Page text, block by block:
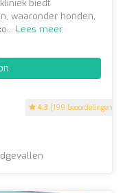
4.3 (199 beoordelingen)
biedt
waaronder honden,
Lees meer